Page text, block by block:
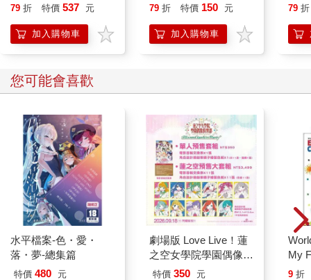
人都期待資本所得且輕視勞動，但實際上，勞動與勞動所得才是
致富的來源。另外，大部分的人往往為了生活都必須工作、求
職、以及進入名為公司的組織，所以我會在本章節中講述該抱持
何種態度才能稍微加快腳步迎接財富自由。
在第3章中會講述追求經濟自由最重要的要素之一─「投
投資需要的心態、開始投資前該制定的計畫與戰略等。另外，投
資過程中可能會經歷各種困難，我會以自己的經驗說明克服的方
法。
在最後的第4章中會講述有錢人把有限的時間用在哪些地方以
及使用時間的方法，特別是，我們要探討占人生極大部分的人際
關係，金錢不只是能讓物質生活變豐饒的工具而已，更是連接人
與人之間關係的重要媒介。
讓人生躍進的力量就在於跨越界線，在本章中，我會以自己
的經驗與領悟打破一般人對金錢的成見，談論自己稍微提前獲得
79 折 特價 537 元
加入購物車
79 折 特價 150 元
加入購物車
79 折
您可能會喜歡
水平檔案-色・愛・
落・夢-總集篇
特價 480 元
劇場版 Love Live！蓮
之空女學院學園偶像俱
樂部 Bloom Garden
特價 350 元
My
9 折